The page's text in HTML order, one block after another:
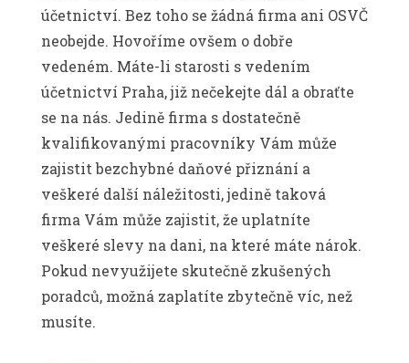
účetnictví. Bez toho se žádná firma ani OSVČ
neobejde. Hovoříme ovšem o dobře
vedeném. Máte-li starosti s vedením
účetnictví Praha, již nečekejte dál a obraťte
se na nás. Jedině firma s dostatečně
kvalifikovanými pracovníky Vám může
zajistit bezchybné daňové přiznání a
veškeré další náležitosti, jedině taková
firma Vám může zajistit, že uplatníte
veškeré slevy na dani, na které máte nárok.
Pokud nevyužijete skutečně zkušených
poradců, možná zaplatíte zbytečně víc, než
musíte.